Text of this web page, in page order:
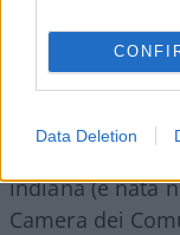
Data Deletion
femminista,
vittimistico il
Black Asian
posizioni di
indiana (è nata
Camera dei